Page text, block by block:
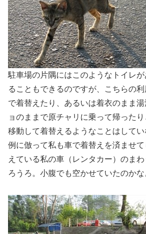
駐車場の片隅にはこのようなトイレが
ることもできるのですが、こちらの
で着替えたり、あるいは着衣のまま
ョのままで原チャリに乗って帰った
移動して着替えるようなことはして
例に倣って私も車で着替えを済ませ
えている私の車（レンタカー）のま
ろうろ。小腹でも空かせていたのかな